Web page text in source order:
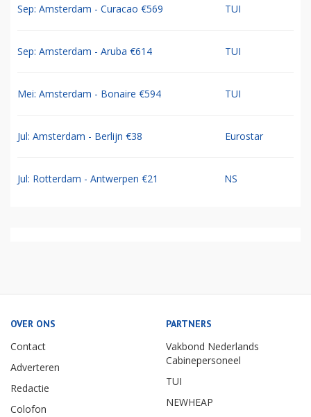
Sep: Amsterdam - Curacao €569 TUI
Sep: Amsterdam - Aruba €614 TUI
Mei: Amsterdam - Bonaire €594 TUI
Jul: Amsterdam - Berlijn €38 Eurostar
Jul: Rotterdam - Antwerpen €21 NS
OVER ONS
Contact
Adverteren
Redactie
Colofon
PARTNERS
Vakbond Nederlands
Cabinepersoneel
TUI
NEWHEAP